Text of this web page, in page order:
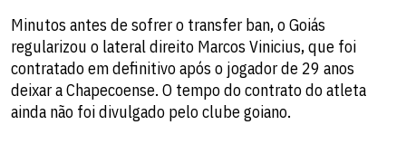
Minutos antes de sofrer o transfer ban, o Goiás
regularizou o lateral direito Marcos Vinicius, que foi
contratado em definitivo após o jogador de 29 anos
deixar a Chapecoense. O tempo do contrato do atleta
ainda não foi divulgado pelo clube goiano.